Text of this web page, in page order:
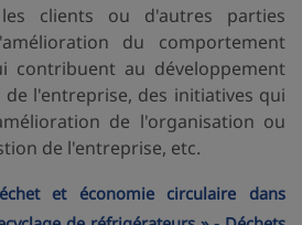
clients ou d'autres parties
du comportement
contribuent au développement
l'entreprise, des initiatives qui
de l'organisation ou
de l'entreprise, etc.
et économie circulaire dans